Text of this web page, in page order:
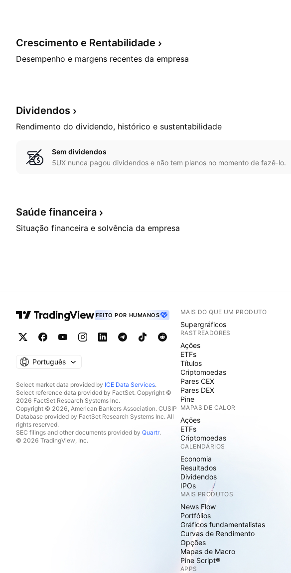
Crescimento e Rentabilidade
Desempenho e margens recentes da empresa
Dividendos
Rendimento do dividendo, histórico e sustentabilidade
Sem dividendos
5UX nunca pagou dividendos e não tem planos no momento de fazê-lo.
Saúde financeira
Situação financeira e solvência da empresa
FEITO POR HUMANOS
Português
Select market data provided by ICE Data Services.
Select reference data provided by FactSet. Copyright ©
2026 FactSet Research Systems Inc.
Copyright © 2026, American Bankers Association. CUSIP
Database provided by FactSet Research Systems Inc. All
rights reserved.
SEC filings and other documents provided by Quartr.
© 2026 TradingView, Inc.
MAIS DO QUE UM PRODUTO
Supergráficos
RASTREADORES
Ações
ETFs
Títulos
Criptomoedas
Pares CEX
Pares DEX
Pine
MAPAS DE CALOR
Ações
ETFs
Criptomoedas
CALENDÁRIOS
Economia
Resultados
Dividendos
IPOs
MAIS PRODUTOS
News Flow
Portfólios
Gráficos fundamentalistas
Curvas de Rendimento
Opções
Mapas de Macro
Pine Script®
APPS